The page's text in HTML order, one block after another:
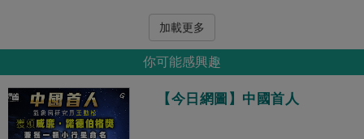
加載更多
你可能感興趣
【今日網圖】中國首人